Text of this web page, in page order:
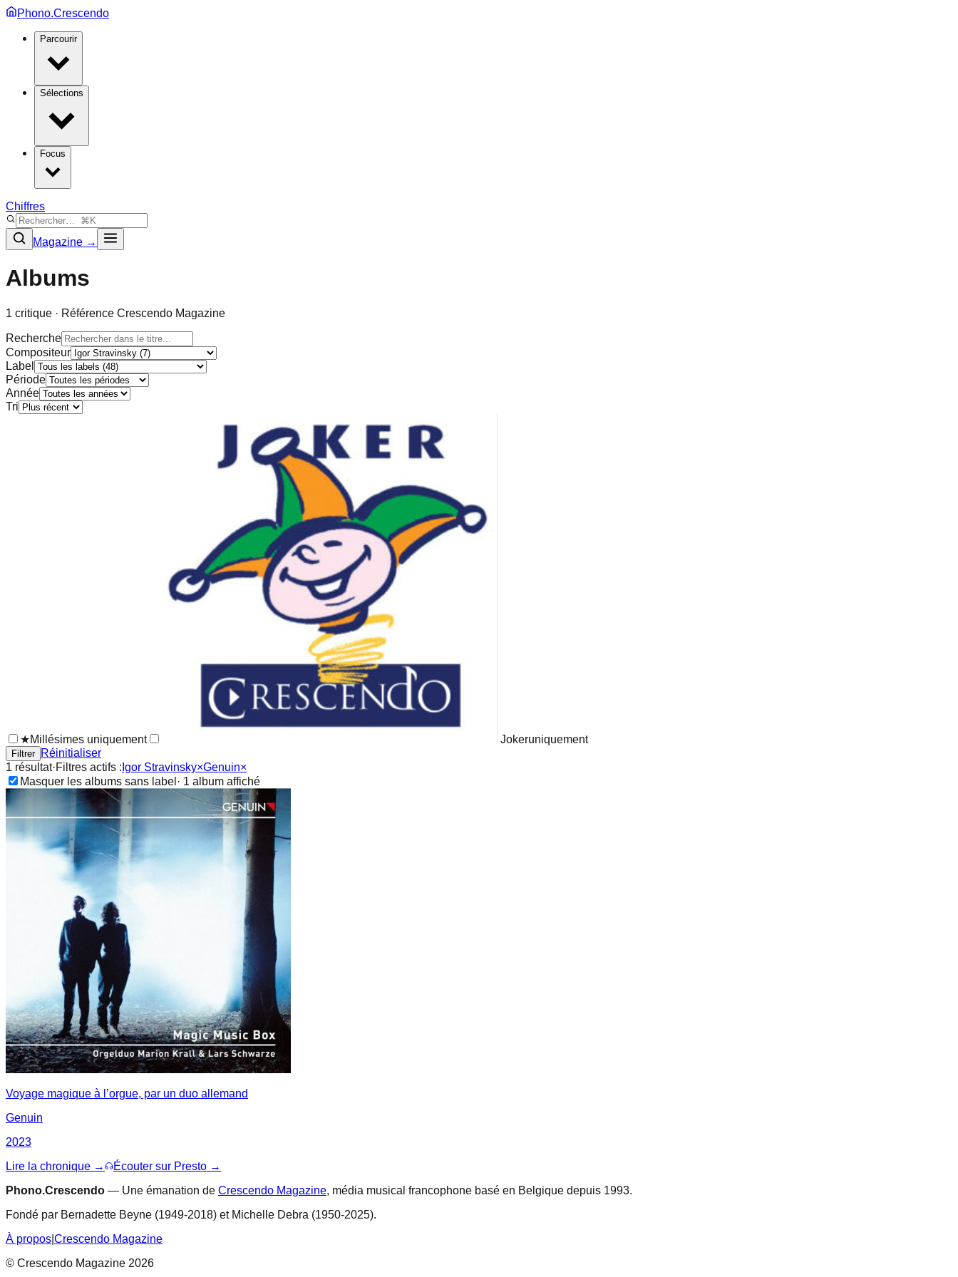
Phono.Crescendo
Parcourir
Sélections
Focus
Chiffres
Magazine →
Albums
1 critique · Référence Crescendo Magazine
Recherche
Compositeur
Label
Période
Année
Tri
★Millésimes uniquement Jokeruniquement
Filtrer
Réinitialiser
1 résultat·Filtres actifs : Igor Stravinsky×Genuin×
Masquer les albums sans label · 1 album affiché
Voyage magique à l’orgue, par un duo allemand
Genuin
2023
Lire la chronique →
Écouter sur Presto →
Phono.Crescendo — Une émanation de Crescendo Magazine, média musical francophone basé en Belgique depuis 1993.
Fondé par Bernadette Beyne (1949-2018) et Michelle Debra (1950-2025).
À propos Crescendo Magazine
© Crescendo Magazine 2026